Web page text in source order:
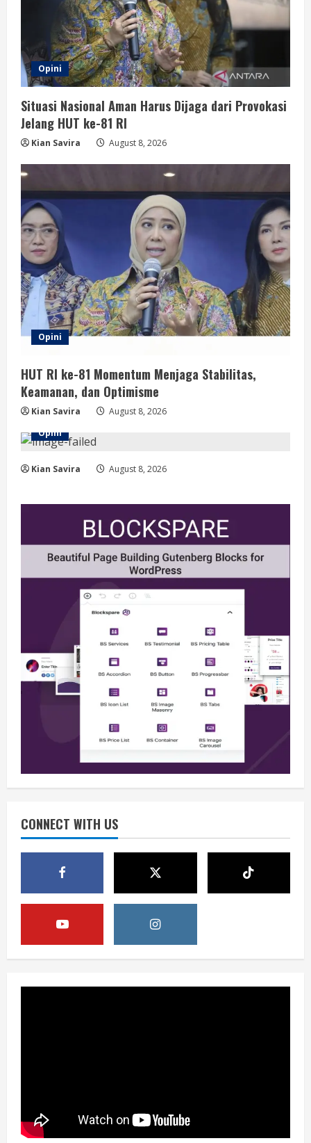
Opini
Situasi Nasional Aman Harus Dijaga dari Provokasi
Jelang HUT ke-81 RI
Kian Savira August 8, 2026
Opini
HUT RI ke-81 Momentum Menjaga Stabilitas,
Keamanan, dan Optimisme
Kian Savira
August 8, 2026
Opini
Kian Savira August 8, 2026
CONNECT WITH US
Berita
Situasi Nasional Aman, Publik Diminta
Waspadai Provokasi Jelang HUT RI
August 8, 2026
3
Opini
Situasi Nasional Aman Harus Dijaga
HUT RI ke-81 Momentum Menjaga
Stabilitas, Keamanan, dan Optimisme
August 8, 2026
Berita